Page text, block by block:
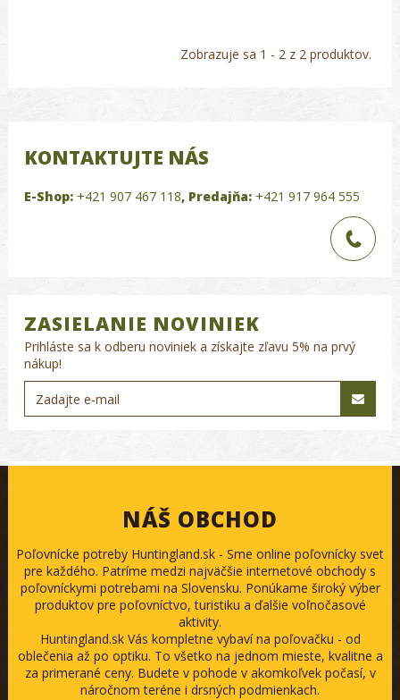
Zobrazuje sa 1 - 2 z 2 produktov.
KONTAKTUJTE NÁS
E-Shop: +421 907 467 118, Predajňa: +421 917 964 555
ZASIELANIE NOVINIEK
Prihláste sa k odberu noviniek a získajte zľavu 5% na prvý
nákup!
NÁŠ OBCHOD
Poľovnícke potreby Huntingland.sk - Sme online poľovnícky svet
pre každého. Patríme medzi najväčšie internetové obchody s
poľovníckymi potrebami na Slovensku. Ponúkame široký výber
produktov pre poľovníctvo, turistiku a ďalšie voľnočasové
aktivity.
Huntingland.sk Vás kompletne vybaví na poľovačku - od
oblečenia až po optiku. To všetko na jednom mieste, kvalitne a
za primerané ceny. Budete v pohode v akomkoľvek počasí, v
náročnom teréne i drsných podmienkach.